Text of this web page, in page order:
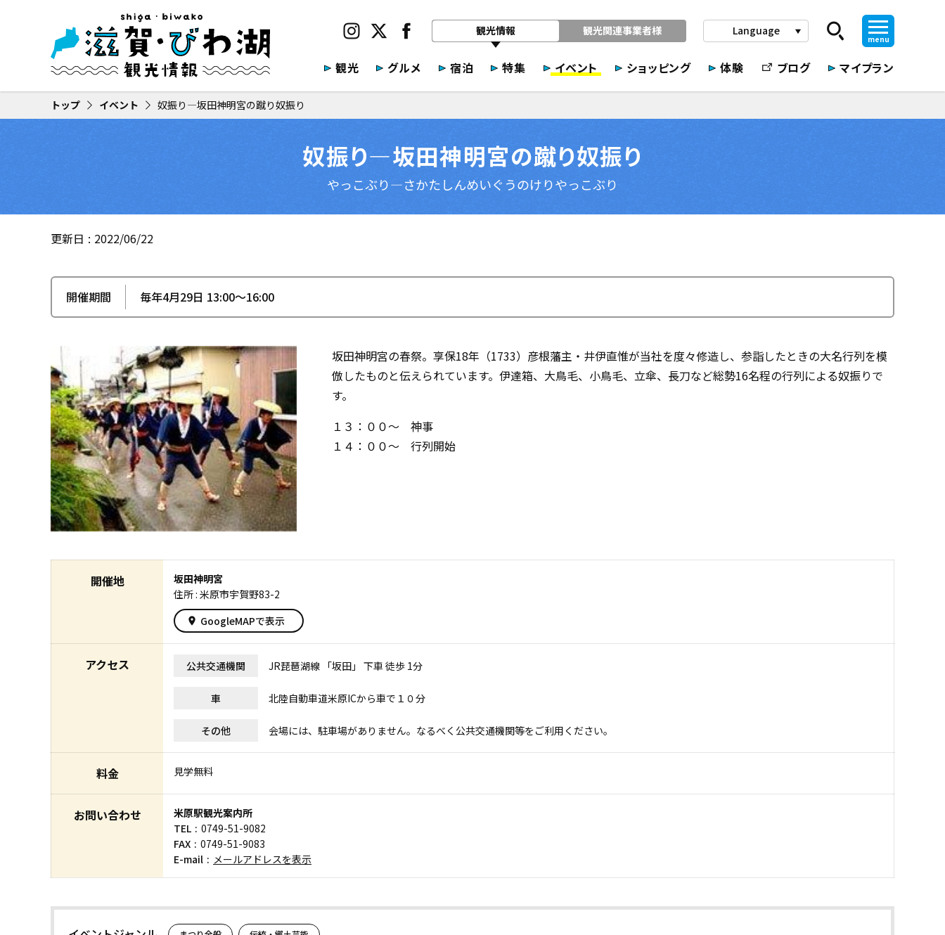
観光情報 観光関連事業者様 Language play_arrow
menu
観光 グルメ 宿泊 特集 イベント ショッピング 体験 ブログ マイプラン
トップ イベント 奴振り—坂田神明宮の蹴り奴振り
奴振り—坂田神明宮の蹴り奴振り
やっこぶり—さかたしんめいぐうのけりやっこぶり
更新日 2022/06/22
開催期間 毎年4月29日 13:00〜16:00
坂田神明宮の春祭。享保18年（1733）彦根藩主・井伊直惟が当社を度々修造し、参詣したときの大名行列を模
倣したものと伝えられています。伊達箱、大鳥毛、小鳥毛、立傘、長刀など総勢16名程の行列による奴振りで
す。
１３：００〜 神事
１４：００〜 行列開始
開催地
坂田神明宮
住所 : 米原市宇賀野83-2
place GoogleMAPで表示
アクセス 公共交通機関 JR琵琶湖線 「坂田」 下車 徒歩 1分
車 北陸自動車道米原ICから車で１０分
その他 会場には、駐車場がありません。なるべく公共交通機関等をご利用ください。
料金 見学無料
お問い合わせ
米原駅観光案内所
TEL
0749-51-9082
FAX
0749-51-9083
E-mail
メールアドレスを表示